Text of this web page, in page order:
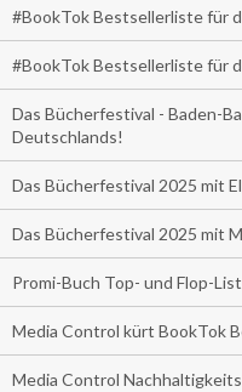
#BookTok Bestsellerliste für
#BookTok Bestsellerliste für
Das Bücherfestival - Baden-
Deutschlands!
Das Bücherfestival 2025 mit
Das Bücherfestival 2025 mit
Promi-Buch Top- und Flop-
Media Control kürt BookTok
Media Control